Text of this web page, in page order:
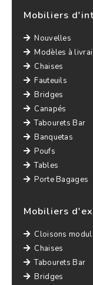
Mobiliers
Nouvelles
Modèles à
Chaises
Fauteuils
Bridges
Canapés
Tabourets Bar
Banquetas
Poufs
Tables
Porte Bagages
Mobiliers
Cloisons
Chaises
Tabourets Bar
Bridges